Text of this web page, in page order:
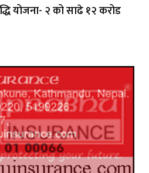
योजना- २ को साढे १२ करोड